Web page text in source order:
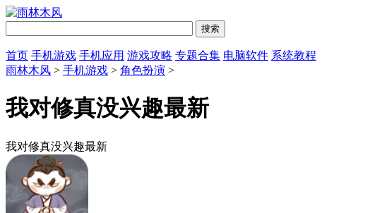
首页 手机游戏 手机应用 游戏攻略 专题合集 电脑软件 系统教程
雨林木风 > 手机游戏 > 角色扮演 >
我对修真没兴趣最新
我对修真没兴趣最新